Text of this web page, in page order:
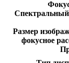
Спектральный
Размер
фокусное